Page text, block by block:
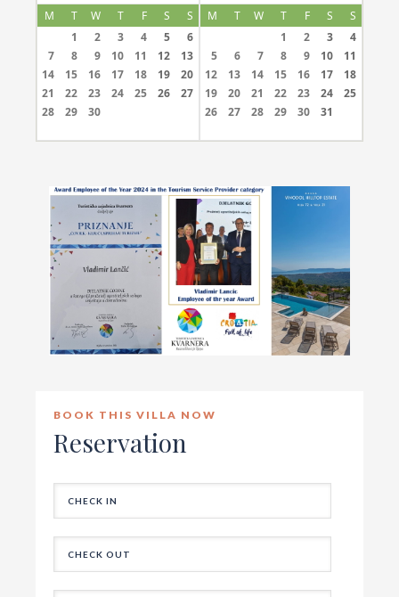
M
T W T F S
S
1
2 3 4 5
6
7
8 9 10 11 12
13
14
15 16 17 18 19
20
21
22 23 24 25 26
27
28
29 30
M
T W T F S
S
1
2 3
4
5
6 7 8 9 10
11
12
13 14 15 16 17
18
19
20 21 22 23 24
25
26
27 28 29 30 31
BOOK THIS VILLA NOW
Reservation